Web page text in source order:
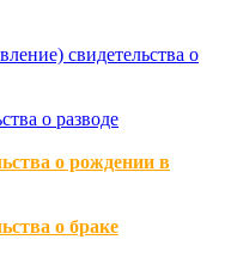
свидетельства о
о разводе
о рождении в
о браке